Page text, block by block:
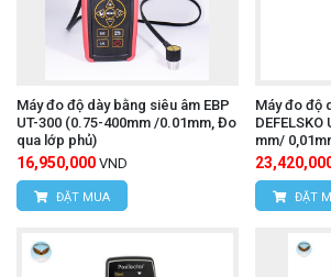
Không cần nguồn điện: Hoạt
bằng cơ học, không phụ thuộc
điện, tiện lợi cho việc sử dụng tại
khác nhau trong nhà xưởng.
Mitutoyo 7313
là một công cụ
ứng dụng đo độ dày yêu cầu sự linh
tiếp cận các bề mặt cong hoặc các
Máy đo độ dày bằng siêu âm EBP
UT-300 (0.75-400mm /0.01mm, Đo
qua lớp phủ)
16,950,000 VND
ĐẶT MUA
Máy đo độ
mm/
ĐẶT